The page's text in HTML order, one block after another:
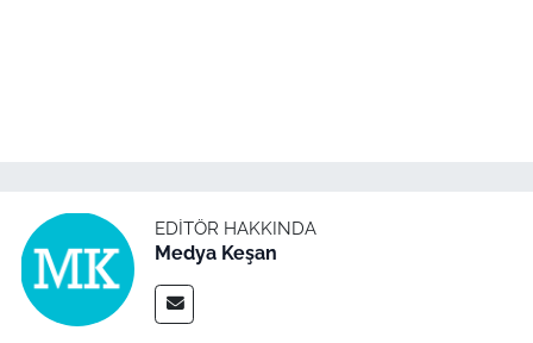
EDITÖR HAKKINDA
Medya Keşan
Magazin
İş Dünyası